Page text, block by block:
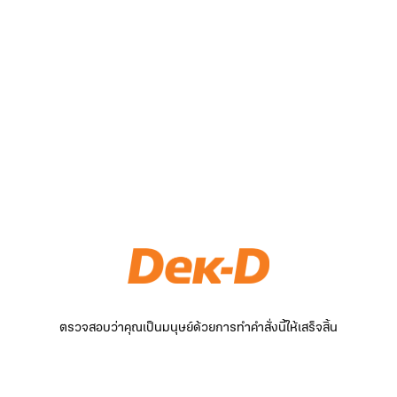
ตรวจสอบว่าคุณเป็นมนุษย์ด้วยการทำคำสั่งนี้ให้เสร็จสิ้น